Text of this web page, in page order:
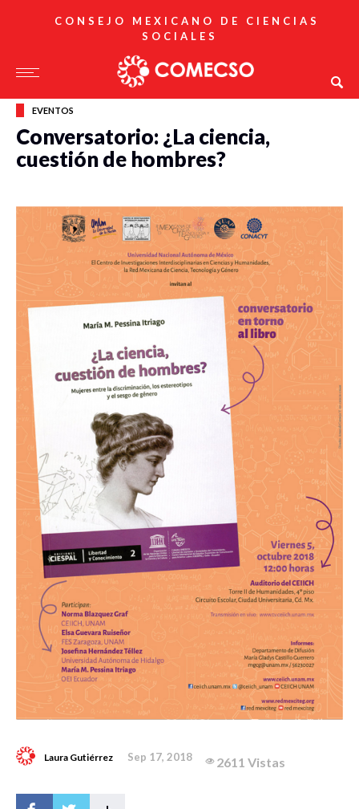
CONSEJO MEXICANO DE CIENCIAS
SOCIALES
EVENTOS
Conversatorio: ¿La ciencia,
cuestión de hombres?
Laura Gutiérrez Sep 17, 2018 2611 Vistas